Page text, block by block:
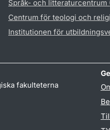
Språk- och litteraturcentrum
Centrum för teologi och
Institutionen för
fakulteterna